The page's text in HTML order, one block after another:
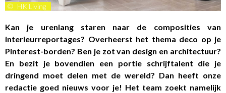
© HK Living
Kan je urenlang staren naar de composities van
interieurreportages? Overheerst het thema deco op je
Pinterest-borden? Ben je zot van design en architectuur?
En bezit je bovendien een portie schrijftalent die je
dringend moet delen met de wereld? Dan heeft onze
redactie goed nieuws voor je! Het team zoekt namelijk